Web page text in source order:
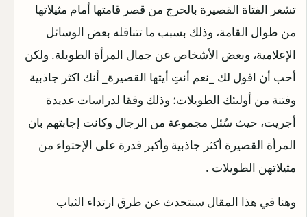
تشعر الفتاة القصيرة بالحرج من قصر قامتها أمام مثيلاتها
من طوال القامة، وذلك بسبب ما تتناقله بعض الوسائل
الإعلامية، وبعض الأشخاص عن جمال المرأة الطويلة. ولكن
أحب أن اقول لك _نعم أنتِ أيتها القصيرة_ أنك اكثر جاذبية
وفتنة من أولىئك الطويلات؛ وذلك وفقا لدراسات عديدة
أجريت، حيث سُئل مجموعة من الرجال وكانت إجابتهم بان
المرأة القصيرة أكثر جاذبية وأكبر قدرة على الإحتواء من
مثيلاتهن الطويلات .
وهنا في هذا المقال سنتحدث عن طرق ارتداء الثياب